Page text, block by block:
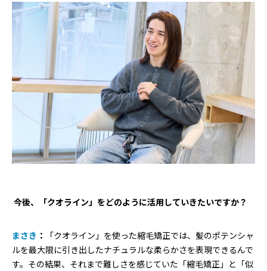
―― 今後、「クオライン」をどのように活用していきたいですか？
まさき ：
「クオライン」を使った縮毛矯正では、髪のポテンシャ
ルを最大限に引き出したナチュラルな柔らかさを表現できるんで
す。その結果、それまで難しさを感じていた「縮毛矯正」と「似